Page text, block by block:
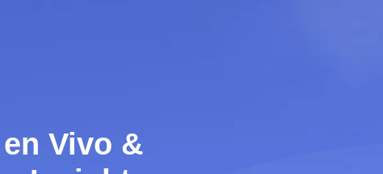
Vivo &